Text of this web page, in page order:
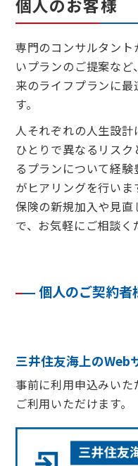
個人のお客様
専門のコンサルタン
いプランのご提案な
来のライフプランに
す。
人それぞれの人生設計
ひとりで異なるリス
るプランについて経
がヒアリングを行いま
保険の新規加入や見
で、お気軽にご相談く
個人のご契約
三井住友海上のWeb
事前に利用申込みい
ご利用いただけます。